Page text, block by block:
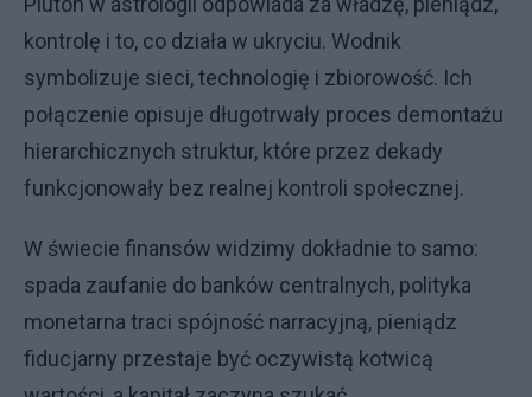
kontrolę i to, co działa w ukryciu. Wodnik
symbolizuje sieci, technologię i zbiorowość. Ich
połączenie opisuje długotrwały proces demontażu
hierarchicznych struktur, które przez dekady
funkcjonowały bez realnej kontroli społecznej.
W świecie finansów widzimy dokładnie to samo:
spada zaufanie do banków centralnych, polityka
monetarna traci spójność narracyjną, pieniądz
fiducjarny przestaje być oczywistą kotwicą